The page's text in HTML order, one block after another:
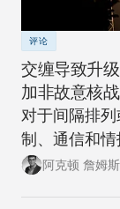
评论
交缠导致升
加非故意核
对于间隔排
制、通信和
来越大。
阿克顿 詹姆斯